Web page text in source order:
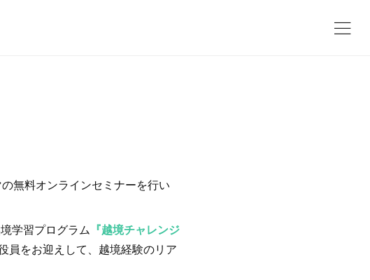
無料オンラインセミナーを行い
学習プログラム 『越境チャレンジ
員をお迎えして、越境経験のリア